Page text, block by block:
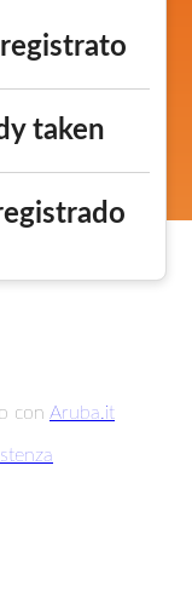
taken
con Aruba.it